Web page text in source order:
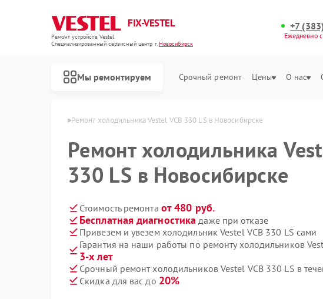
FIX-VESTEL
Ремонт устройств Vestel
Специализированный cервисный центр г.Новосибирск
+7
Ежедневно
Мы ремонтируем Срочный ремонт Цены О нас
Ремонт холодильника Vestel VCB 330 LS в Новосибирске
Ремонт холодильника
330 LS в Новосибирске
Стоимость ремонта от 480 руб.
Бесплатная диагностика даже при отказе
Привезем и увезем холодильник Vestel VCB 330 LS сами
Гарантия на наши работы по ремонту холодильников
3-х лет
Срочный ремонт холодильников Vestel VCB 330 LS в
Скидка для вас до 20%